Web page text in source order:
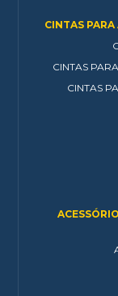
CINTAS
CINTAS
CINTAS